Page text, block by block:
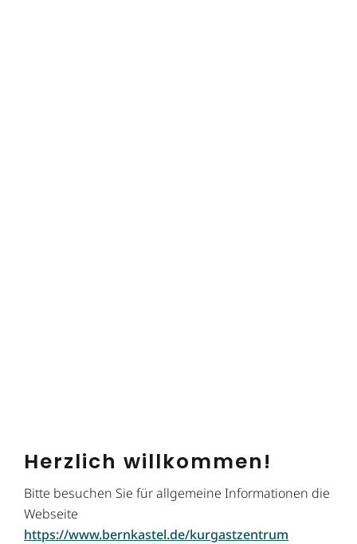
Herzlich willkommen!
Bitte besuchen Sie für allgemeine Informationen die
Webseite
https://www.bernkastel.de/kurgastzentrum